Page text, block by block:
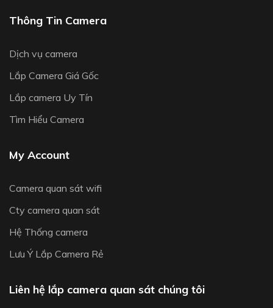
Thông Tin Camera
Dịch vụ camera
Lắp Camera Giá Gốc
Lắp camera Uy Tín
Tìm Hiểu Camera
My Account
Camera quan sát wifi
Cty camera quan sát
Hệ Thống camera
Lưu Ý Lắp Camera Rẻ
Liên hệ lắp camera quan sát chúng tôi